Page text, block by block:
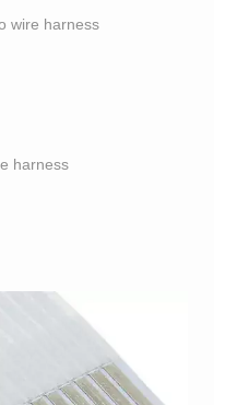
wire harness
harness